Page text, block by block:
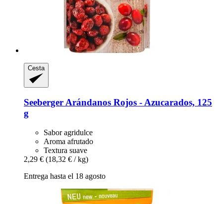
Cesta
Seeberger Arándanos Rojos -​ Azucarados, 125
g
Sabor agridulce
Aroma afrutado
Textura suave
2,29 € (18,32 € / kg)
Entrega hasta el 18 agosto